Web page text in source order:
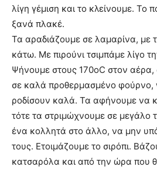
λίγη γέμιση και το κλείνουμε. Το
ξανά πλακέ.
Τα αραδιάζουμε σε λαμαρίνα, µε
κάτω. Με πιρούνι τσιμπάμε λίγο
Ψήνουμε στους 170oC στον αέρα,
σε καλά προθερμασμένο φούρνο,
ροδίσουν καλά. Τα αφήνουμε να
τότε τα στριμώχνουμε σε μεγάλο
ένα κολλητά στο άλλο, να μην
τους. Ετοιμάζουμε το σιρόπι.
κατσαρόλα και από την ώρα που